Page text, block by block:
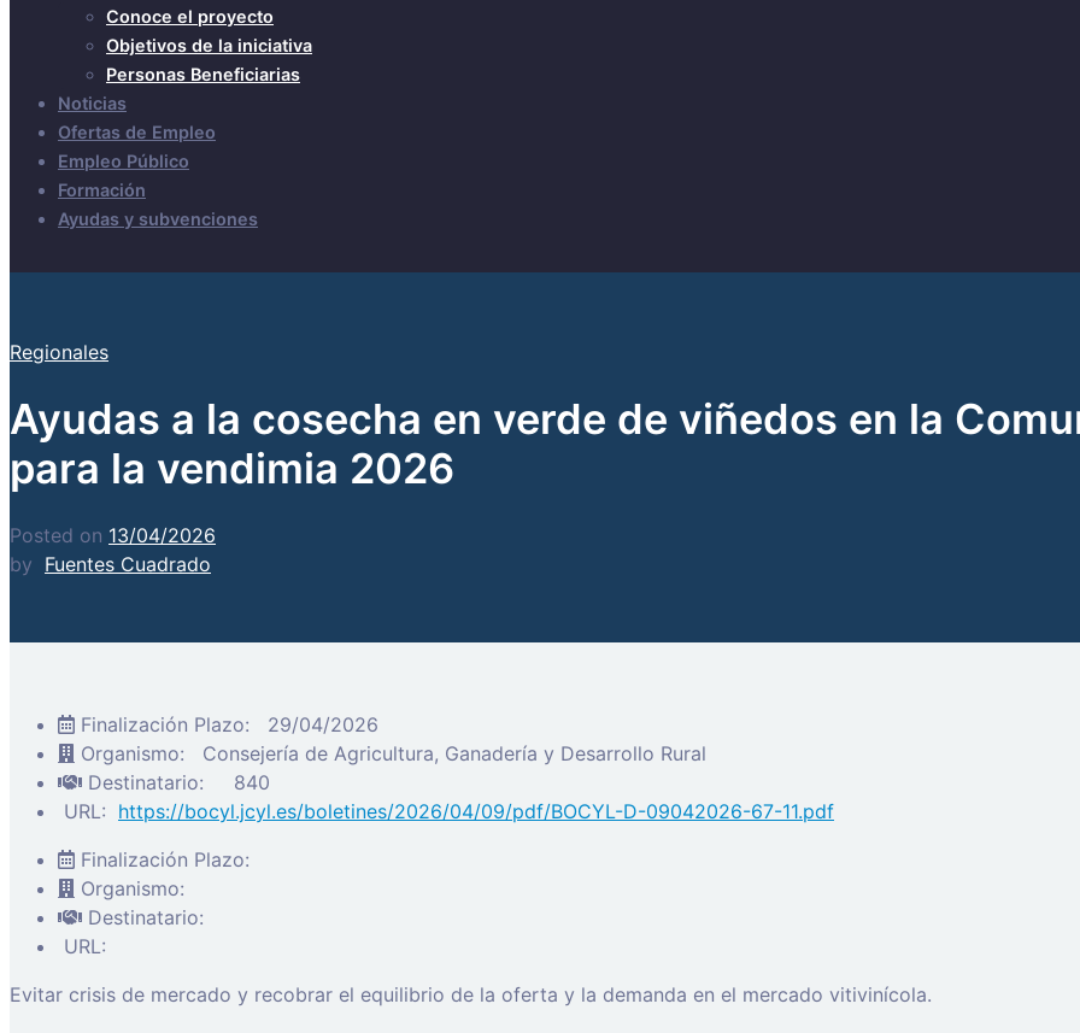
Conoce el proyecto
Objetivos de la iniciativa
Personas Beneficiarias
Noticias
Ofertas de Empleo
Empleo Público
Formación
Ayudas y subvenciones
Regionales
Ayudas a la cosecha en verde de viñedos en la
para la vendimia 2026
Posted on 13/04/2026
by Fuentes Cuadrado
Finalización Plazo:
29/04/2026
Organismo:
Consejería de Agricultura, Ganadería y Desarrollo Rural
Destinatario:
840
URL: https://bocyl.jcyl.es/boletines/2026/04/09/pdf/BOCYL-D-09042026-67-11.pdf
Finalización Plazo:
Organismo:
Destinatario:
URL:
Evitar crisis de mercado y recobrar el equilibrio de la oferta y la demanda en el mercado vitivinícola.